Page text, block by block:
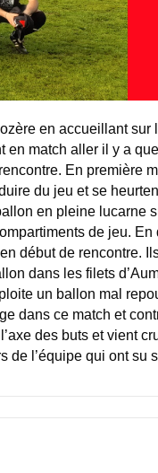
en accueillant
en match aller il y a
En première
du jeu et se
en pleine lucarne
de jeu.
début de rencontre.
dans les filets
un ballon mal
dans ce match et
des buts et vient
de l’équipe qui ont su